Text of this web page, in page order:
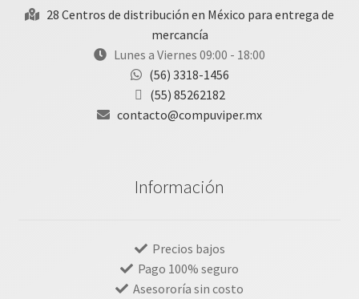
28 Centros de distribución en México para entrega de
mercancía
Lunes a Viernes 09:00 - 18:00
(56) 3318-1456
(55) 85262182
contacto@compuviper.mx
Información
Precios bajos
Pago 100% seguro
Asesororía sin costo